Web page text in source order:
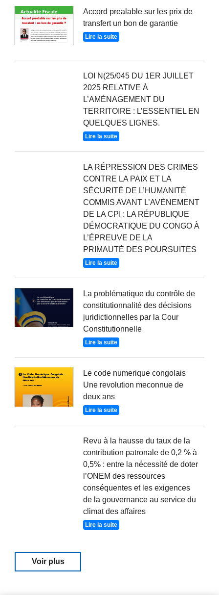
Accord prealable sur les prix de
transfert un bon de garantie
Lire la suite
LOI N(25/045 DU 1ER JUILLET
2025 RELATIVE À
L’AMÉNAGEMENT DU
TERRITOIRE : L’ESSENTIEL EN
QUELQUES LIGNES.
Lire la suite
LA RÉPRESSION DES CRIMES
CONTRE LA PAIX ET LA
SÉCURITÉ DE L’HUMANITÉ
COMMIS AVANT L’AVÈNEMENT
DE LA CPI : LA RÉPUBLIQUE
DÉMOCRATIQUE DU CONGO À
L’ÉPREUVE DE LA
PRIMAUTÉ DES POURSUITES
Lire la suite
La problématique du contrôle de
constitutionnalité des décisions
juridictionnelles par la Cour
Constitutionnelle
Lire la suite
Le code numerique congolais
Une revolution meconnue de
deux ans
Lire la suite
Revu à la hausse du taux de la
contribution patronale de 0,2 % à
0,5% : entre la nécessité de doter
l’ONEM des ressources
conséquentes et les exigences
de la gouvernance au service du
climat des affaires
Lire la suite
Voir plus